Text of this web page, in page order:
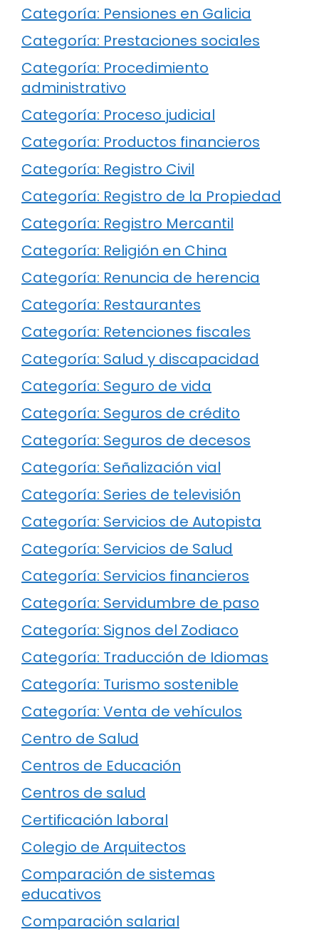
Categoría: Pensiones en Galicia
Categoría: Prestaciones sociales
Categoría: Procedimiento
administrativo
Categoría: Proceso judicial
Categoría: Productos financieros
Categoría: Registro Civil
Categoría: Registro de la Propiedad
Categoría: Registro Mercantil
Categoría: Religión en China
Categoría: Renuncia de herencia
Categoría: Restaurantes
Categoría: Retenciones fiscales
Categoría: Salud y discapacidad
Categoría: Seguro de vida
Categoría: Seguros de crédito
Categoría: Seguros de decesos
Categoría: Señalización vial
Categoría: Series de televisión
Categoría: Servicios de Autopista
Categoría: Servicios de Salud
Categoría: Servicios financieros
Categoría: Servidumbre de paso
Categoría: Signos del Zodiaco
Categoría: Traducción de Idiomas
Categoría: Turismo sostenible
Categoría: Venta de vehículos
Centro de Salud
Centros de Educación
Centros de salud
Certificación laboral
Colegio de Arquitectos
Comparación de sistemas
educativos
Comparación salarial